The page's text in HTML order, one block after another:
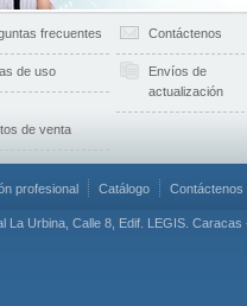
frecuentes Contáctenos
de uso
Envíos de
actualización
de venta
profesional Catálogo Contáctenos
La Urbina, Calle 8, Edif. LEGIS.